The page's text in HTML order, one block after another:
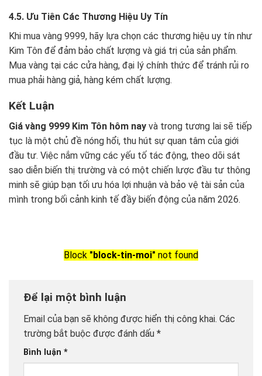
4.5. Ưu Tiên Các Thương Hiệu Uy Tín
Khi mua vàng 9999, hãy lựa chọn các thương hiệu uy tín như
Kim Tôn để đảm bảo chất lượng và giá trị của sản phẩm.
Mua vàng tại các cửa hàng, đại lý chính thức để tránh rủi ro
mua phải hàng giả, hàng kém chất lượng.
Kết Luận
Giá vàng 9999 Kim Tôn hôm nay và trong tương lai sẽ tiếp
tục là một chủ đề nóng hổi, thu hút sự quan tâm của giới
đầu tư. Việc nắm vững các yếu tố tác động, theo dõi sát
sao diễn biến thị trường và có một chiến lược đầu tư thông
minh sẽ giúp bạn tối ưu hóa lợi nhuận và bảo vệ tài sản của
mình trong bối cảnh kinh tế đầy biến động của năm 2026.
Block "block-tin-moi" not found
Để lại một bình luận
Email của bạn sẽ không được hiển thị công khai. Các
trường bắt buộc được đánh dấu *
Bình luận *